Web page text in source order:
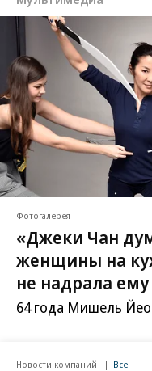
Фотогалерея
«Джеки Чан
женщины на
не надрала
64 года Мишель Йео
Новости компаний Все